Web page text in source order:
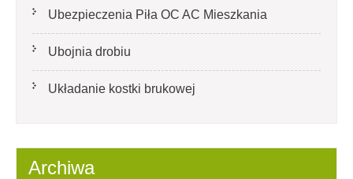
Ubezpieczenia Piła OC AC Mieszkania
Ubojnia drobiu
Układanie kostki brukowej
Archiwa